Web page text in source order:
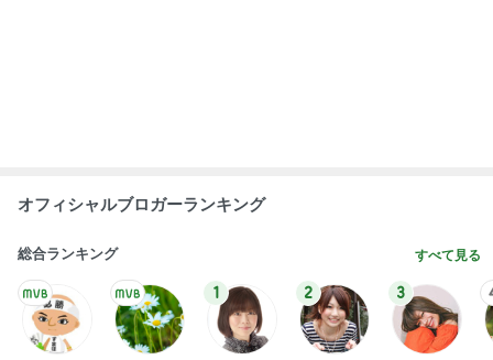
オフィシャルブロガーランキング
総合ランキング すべて見る
1 2 3